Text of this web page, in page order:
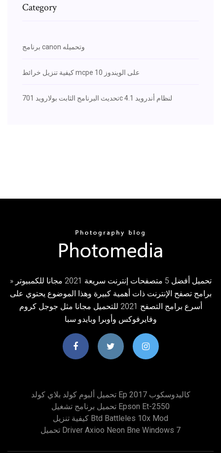
Category
برنامج canon وتحميله
كيفية تنزيل خرائط mcpe على الويندوز 10
تحديث البرنامج الثابت بولارويد 701c لنظام أندرويد 4.1
» تحميل أفضل 5 متصفحات إنترنت سريعة 2021 مجانا للكمبيوتر
برامج تصفح الإنترنت ذات أهمية كبيرة وهذا الموضوع يحتوي على
أسرع برامج التصفح 2021 للتحميل مجانا مثل جوجل كروم
وفايرفوكس وأوبرا وبايدو سبا
تحميل ألبوم كولد بلاي كولد Ep 2017 كاليدوسكوب
تحميل برنامج تشغيل Epson Et-2550
كيفية تنزيل Btd Battleles 10x Mod
تحميل Driver Axioo Neon Bne Windows 7